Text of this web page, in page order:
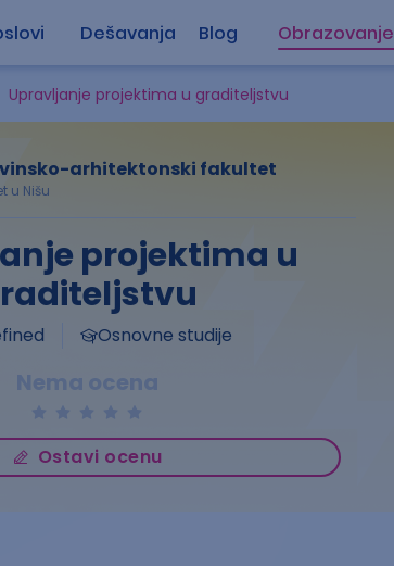
Dešavanja Blog Obrazovanje
Upravljanje projektima u graditeljstvu
projektima u
Osnovne studije
Nema ocena
Ostavi ocenu
arhitektonski fakultet
u Nišu